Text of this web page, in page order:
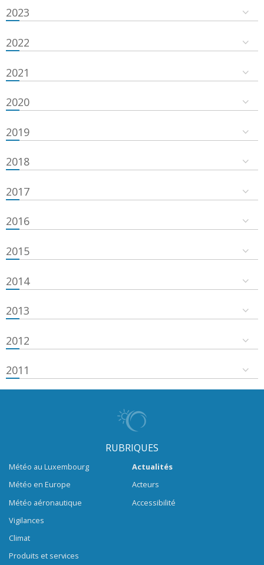
2023
2022
2021
2020
2019
2018
2017
2016
2015
2014
2013
2012
2011
RUBRIQUES
Météo au Luxembourg
Météo en Europe
Météo aéronautique
Vigilances
Climat
Produits et services
Actualités
Acteurs
Accessibilité